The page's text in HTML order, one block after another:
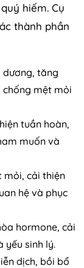
hiếm. Cụ
thành phần
tăng
chống mệt mỏi
tuần hoàn,
muốn và
mỏi, cải thiện
hệ và phục
hormone, cải
yếu sinh lý.
dịch, bồi bổ